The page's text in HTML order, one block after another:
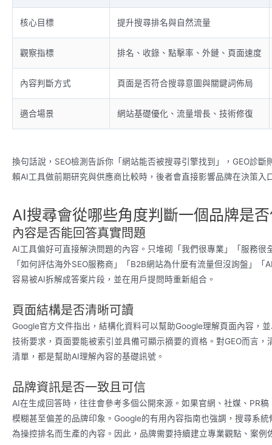
核心目標 提升搜尋排名與自然流量
觀察指標 排名、收錄、點擊率、外鏈、頁面速度
內容判斷方式 頁面是否符合搜尋意圖與關鍵詞佈局
適合場景 網站基礎優化、流量增長、技術修復
換句話說，SEO檢測告訴你「網站能否被搜尋引擎找到」，GEO診
賴AI工具做前期研究與供應商比較時，後者會直接影響品牌在決策入
AI搜尋會從哪些角度判斷一個品牌是
內容是否能回答真實問題
AI工具偏好可直接解決問題的內容。只堆砌「我們很專業」「服務
「如何評估海外SEO服務商」「B2B網站為什麼有流量但沒詢盤」
容易被AI拆解成答案片段，並在用戶提問時重新組合。
頁面結構是否清晰可讀
Google官方文件指出，結構化資料可以幫助Google理解頁面內容，
技術要求，頁面要能被索引並具備可顯示摘要的資格。對GEO而言
清單，都是幫助AI理解內容的基礎訊號。
品牌資訊是否一致且可信
AI在生成回答時，往往會參考多個公開來源。如果官網、社媒、PR
模糊甚至偏差的品牌印象。Google的有用內容指南也強調，搜尋系
為操控排名而生產的內容。因此，品牌需要持續建立專業觀點、案